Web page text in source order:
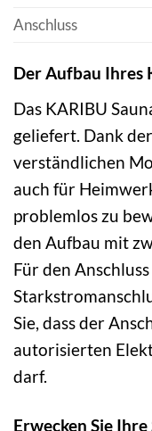
Anschluss
Der Aufbau Ihres
Das KARIBU
geliefert. Dank
verständlichen
auch für
problemlos zu
den Aufbau mit
Für den
Sie, dass der
autorisierten
darf.
Erwecken Sie